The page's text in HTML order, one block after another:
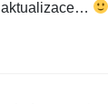
aktualizace…